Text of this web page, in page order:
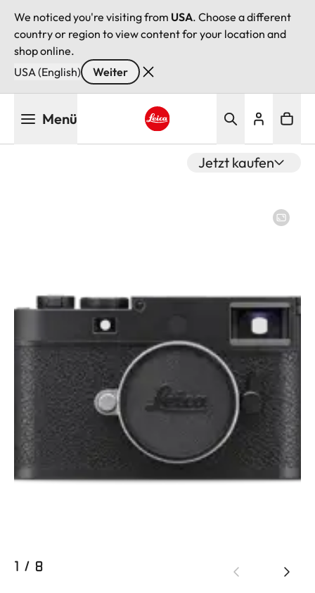
We noticed you're visiting from USA. Choose a different
country or region to view content for your location and
shop online.
USA (English)
Weiter
Menü
Jetzt kaufen
1 / 8